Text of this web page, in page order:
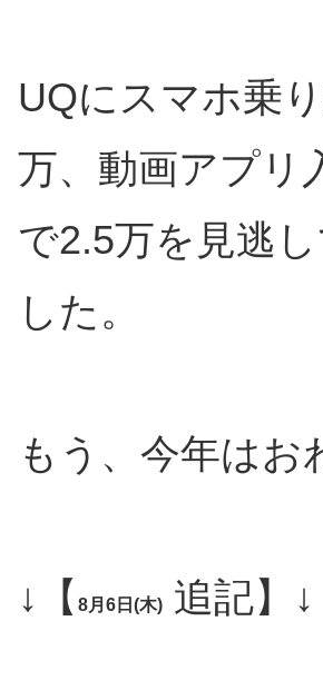
UQにスマホ乗
万、動画アプリ
で2.5万を見逃し
した。
もう、今年は
↓【 8月6日(木) 追記】↓